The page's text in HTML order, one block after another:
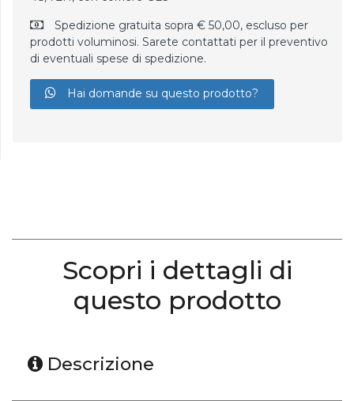
Spedizione gratuita sopra € 50,00, escluso per
prodotti voluminosi. Sarete contattati per il preventivo
di eventuali spese di spedizione.
Hai domande su questo prodotto?
Scopri i dettagli di
questo prodotto
Descrizione